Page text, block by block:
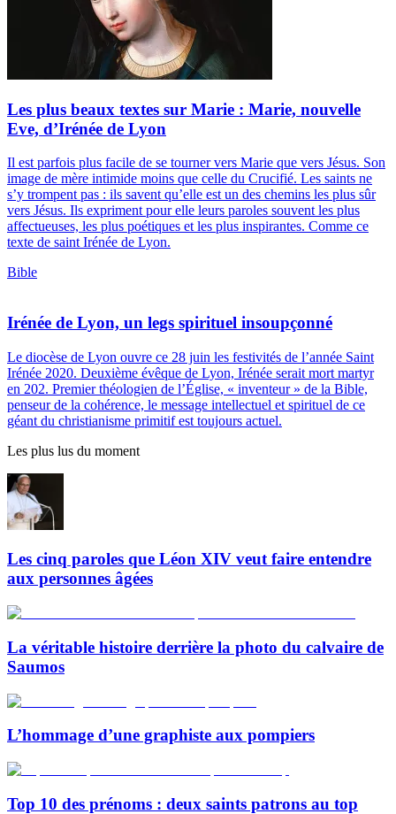
Les plus beaux textes sur Marie : Marie, nouvelle
Eve, d’Irénée de Lyon
Il est parfois plus facile de se tourner vers Marie que vers Jésus. Son
image de mère intimide moins que celle du Crucifié. Les saints ne
s’y trompent pas : ils savent qu’elle est un des chemins les plus sûr
vers Jésus. Ils expriment pour elle leurs paroles souvent les plus
affectueuses, les plus poétiques et les plus inspirantes. Comme ce
texte de saint Irénée de Lyon.
Bible
Irénée de Lyon, un legs spirituel insoupçonné
Le diocèse de Lyon ouvre ce 28 juin les festivités de l’année Saint
Irénée 2020. Deuxième évêque de Lyon, Irénée serait mort martyr
en 202. Premier théologien de l’Église, « inventeur » de la Bible,
penseur de la cohérence, le message intellectuel et spirituel de ce
géant du christianisme primitif est toujours actuel.
Les plus lus du moment
Les cinq paroles que Léon XIV veut faire entendre
aux personnes âgées
La véritable histoire derrière la photo du calvaire de
Saumos
L’hommage d’une graphiste aux pompiers
Top 10 des prénoms : deux saints patrons au top